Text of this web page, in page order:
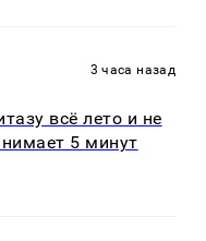
3 часа назад
всё лето и не
5 минут